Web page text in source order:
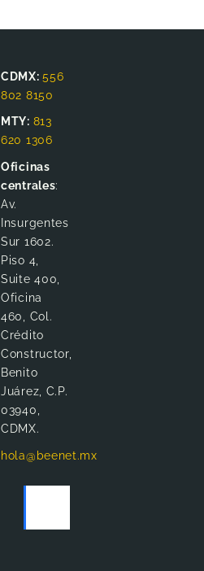
CDMX:556
802 8150
MTY: 813
620 1306
Oficinas
centrales:
Av.
Insurgentes
Sur 1602.
Piso 4,
Suite 400,
Oficina
460, Col.
Crédito
Constructor,
Benito
Juárez, C.P.
03940,
CDMX.
hola@beenet.mx